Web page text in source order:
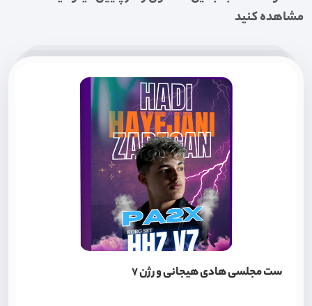
مشاهده کنید
ست مجلسی هادی هیجانی ورژن 7